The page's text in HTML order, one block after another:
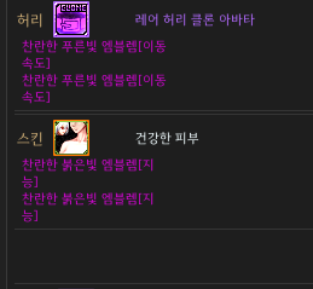
허리 레어 허리 클론 아바타
찬란한 푸른빛 엠블렘[이동
속도]
찬란한 푸른빛 엠블렘[이동
속도]
스킨 건강한 피부
찬란한 붉은빛 엠블렘[지
능]
찬란한 붉은빛 엠블렘[지
능]